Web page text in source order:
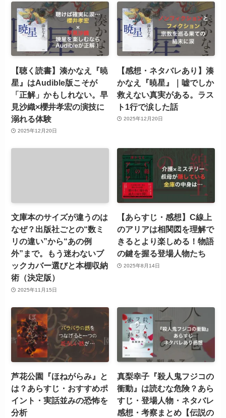
【聴く読書】湊かなえ『暁
星』はAudible版こそが
「正解」かもしれない。早
見沙織×櫻井孝宏の演技に
溺れる体験
2025年12月20日
【感想・ネタバレあり】湊
かなえ『暁星』｜嘘でしか
救えない真実がある。ラス
ト1行で涙した話
2025年12月20日
文庫本のサイズが違うのは
なぜ？出版社ごとの“数ミ
リの違い”から“あの例
外”まで。もう迷わないブ
ックカバー選びと本棚収納
術（決定版）
2025年11月15日
【あらすじ・感想】C線上
のアリアは相関図を理解で
きるとより楽しめる！物語
の鍵を握る登場人物たち
2025年8月14日
芦花公園『ほねがらみ』と
は？あらすじ・おすすめポ
イント・実話並みの恐怖を
分析
真梨幸子『殺人鬼フジコの
衝動』は読むな危険？あら
すじ・登場人物・ネタバレ
感想・考察まとめ【伝説の